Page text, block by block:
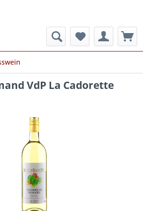
VdP La Cadorette